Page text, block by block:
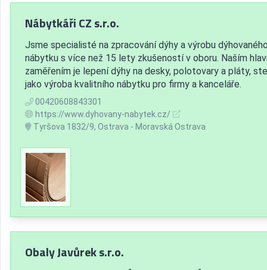
Nábytkáři CZ s.r.o.
Jsme specialisté na zpracování dýhy a výrobu
nábytku s více než 15 lety zkušeností v oboru. Naším
zaměřením je lepení dýhy na desky, polotovary a pláty,
jako výroba kvalitního nábytku pro firmy a kanceláře.
00420608843301
https://www.dyhovany-nabytek.cz/
Tyršova 1832/9, Ostrava - Moravská Ostrava
Obaly Javůrek s.r.o.